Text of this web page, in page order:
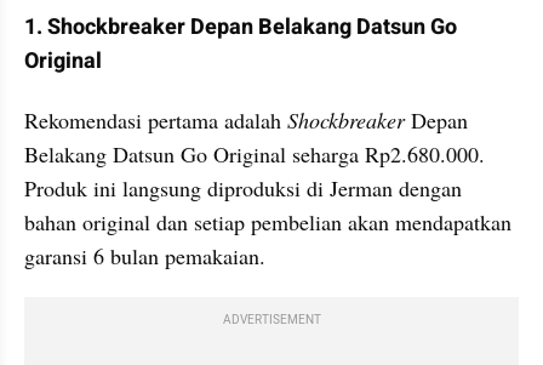
1. Shockbreaker Depan Belakang Datsun Go
Original
Rekomendasi pertama adalah Shockbreaker Depan
Belakang Datsun Go Original seharga Rp2.680.000.
Produk ini langsung diproduksi di Jerman dengan
bahan original dan setiap pembelian akan mendapatkan
garansi 6 bulan pemakaian.
ADVERTISEMENT